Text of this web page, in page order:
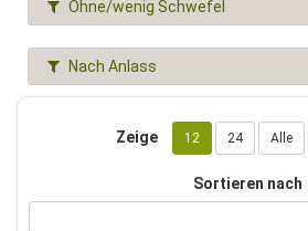
Ohne/wenig Schwefel
Nach Anlass
Zeige 12 24 Alle
Sortieren nach